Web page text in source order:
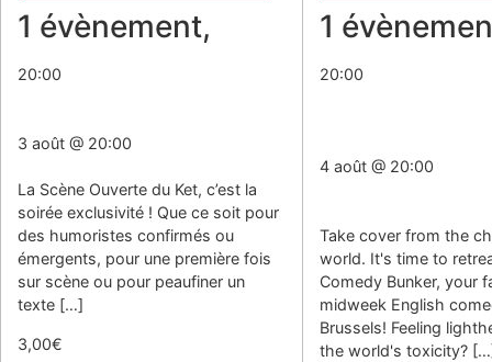
1 évènement,
20:00
3 août @ 20:00
La Scène Ouverte du Ket, c’est la
soirée exclusivité ! Que ce soit pour
des humoristes confirmés ou
émergents, pour une première fois
sur scène ou pour peaufiner un
texte […]
3,00€
1
20:00
4 août @ 20:00
Take cover from the
world. It's time to
Comedy Bunker, your
midweek English
Brussels! Feeling
the world's toxicity?